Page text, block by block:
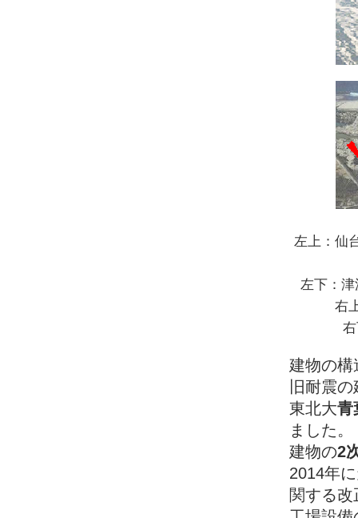
左上：仙
左下：
右
建物の構
旧耐震
東北大青
ました。
建物の2
2014年
関する